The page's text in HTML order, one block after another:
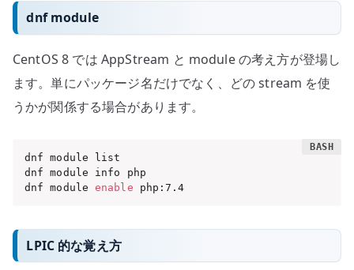
dnf module
CentOS 8 では AppStream と module の考え方が登場し
ます。単にパッケージ名だけでなく、どの stream を使
うかが関係する場合があります。
dnf module list
dnf module info php
dnf module enable php:7.4
LPIC 的な覚え方